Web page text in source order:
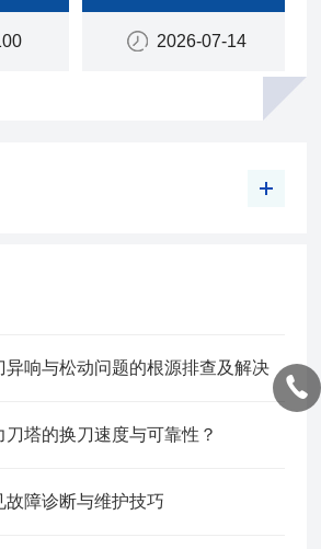
零组件自制率高达80%，*自我掌控
材料采用日本进口材料，确保刀塔
2026-07-14
异响与松动问题的根源排查及解决
塔的换刀速度与可靠性？
故障诊断与维护技巧